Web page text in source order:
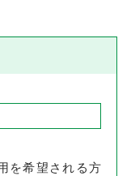
を希望される方